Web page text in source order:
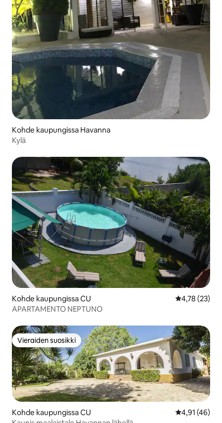
Kohde kaupungissa Havanna
Kylä
Kohde kaupungissa CU
4,78 (23)
APARTAMENTO NEPTUNO
Vieraiden suosikki
Vieraiden suosikki
Kohde kaupungissa CU
4,91 (46)